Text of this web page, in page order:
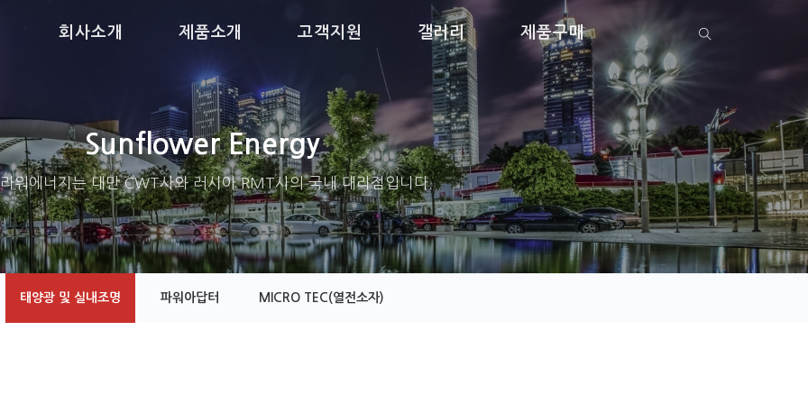
회사소개 제품소개 고객지원 갤러리 제품구매
Sunflower Energy
워에너지는 대만 CWT사와 러시아 RMT사의 국내 대리점입니다.
태양광 및 실내조명 파워아답터 MICRO TEC(열전소자)